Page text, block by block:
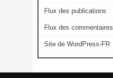
Flux des publications
Flux des commentaires
Site de WordPress-FR